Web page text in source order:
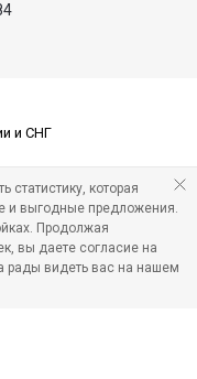
и СНГ
которая
и выгодные предложения.
Продолжая
вы даете согласие на
рады видеть вас на нашем